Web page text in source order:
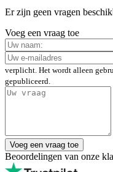
In onze technische
(FAQ) en antwoorden over
van dit product. Als u een
rocket stove Ecotree -
discussieforum hieronder.
29,90 €
34,90 €
Excl. BTW: 24,71 €
Product weergeven
FAQ (Draagbare
houtkachel)